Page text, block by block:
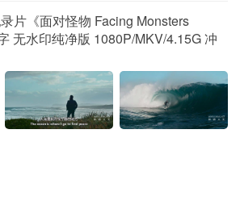
片《面对怪物 Facing Monsters
无水印纯净版 1080P/MKV/4.15G 冲